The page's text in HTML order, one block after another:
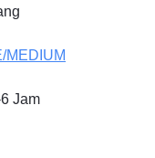
MEDIUM
Jam